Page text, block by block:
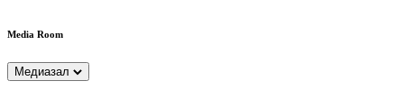
Media Room
Медиазал